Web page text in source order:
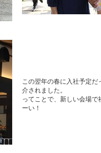
この翌年の春に入社予定だ
介されました。
ってことで、新しい会場
ーい！